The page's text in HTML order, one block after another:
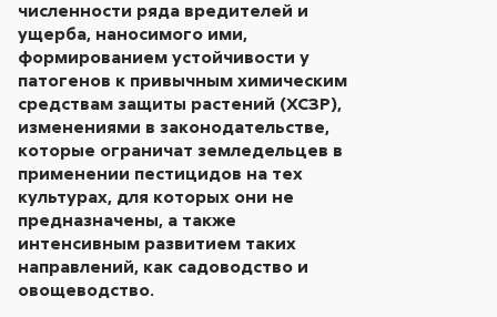
численности ряда вредителей и
ущерба, наносимого ими,
формированием устойчивости у
патогенов к привычным химическим
средствам защиты растений (ХСЗР),
изменениями в законодательстве,
которые ограничат земледельцев в
применении пестицидов на тех
культурах, для которых они не
предназначены, а также
интенсивным развитием таких
направлений, как садоводство и
овощеводство.